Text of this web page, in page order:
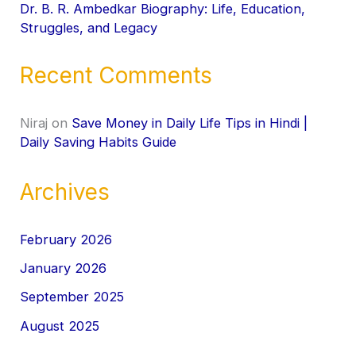
Dr. B. R. Ambedkar Biography: Life, Education,
Struggles, and Legacy
Recent Comments
Niraj on Save Money in Daily Life Tips in Hindi |
Daily Saving Habits Guide
Archives
February 2026
January 2026
September 2025
August 2025